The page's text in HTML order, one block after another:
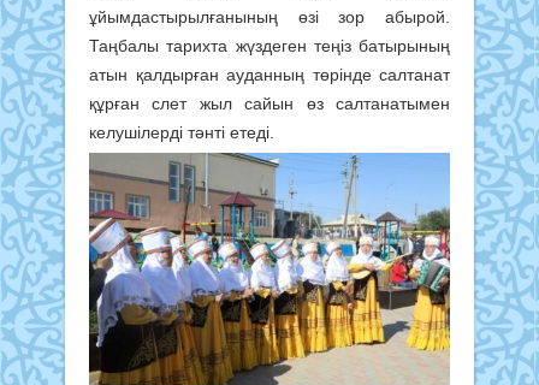
ұйымдастырылғанының өзі зор абырой.
Таңбалы тарихта жүздеген теңіз батырының
атын қалдырған ауданның төрінде салтанат
құрған слет жыл сайын өз салтанатымен
келушілерді тәнті етеді.